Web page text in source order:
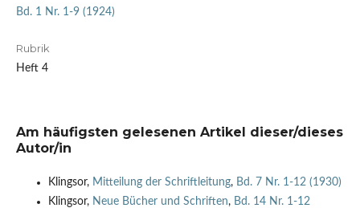
Bd. 1 Nr. 1-9 (1924)
Rubrik
Heft 4
Am häufigsten gelesenen Artikel dieser/dieses
Autor/in
Klingsor, Mitteilung der Schriftleitung, Bd. 7 Nr. 1-12 (1930)
Klingsor, Neue Bücher und Schriften, Bd. 14 Nr. 1-12